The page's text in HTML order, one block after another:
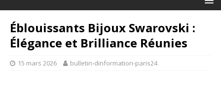
Éblouissants Bijoux Swarovski :
Élégance et Brilliance Réunies
15 mars 2026 bulletin-dinformation-paris24